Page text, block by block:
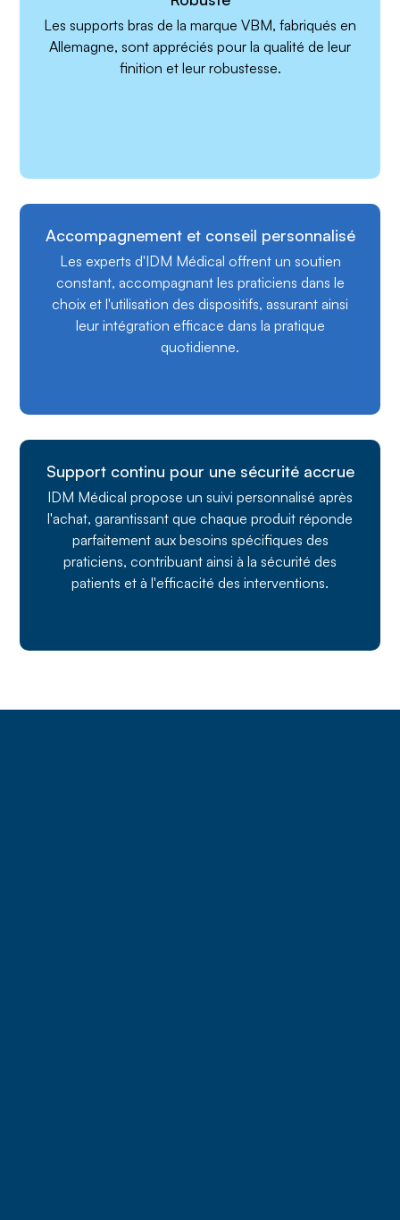
Les supports bras de la marque VBM, fabriqués en
Allemagne, sont appréciés pour la qualité de leur
finition et leur robustesse.
Accompagnement et conseil personnalisé
Les experts d'IDM Médical offrent un soutien
constant, accompagnant les praticiens dans le
choix et l'utilisation des dispositifs, assurant ainsi
leur intégration efficace dans la pratique
quotidienne.
Support continu pour une sécurité accrue
IDM Médical propose un suivi personnalisé après
l'achat, garantissant que chaque produit réponde
parfaitement aux besoins spécifiques des
praticiens, contribuant ainsi à la sécurité des
patients et à l'efficacité des interventions.